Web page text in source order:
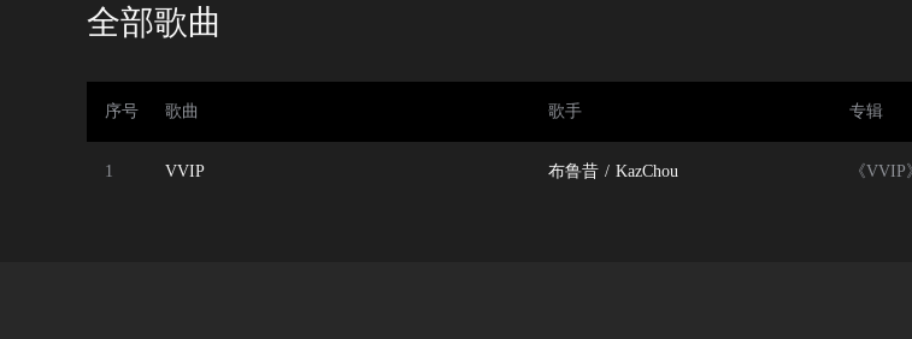
全部歌曲
序号 歌曲 歌手 专辑
1 VVIP 布鲁昔 / KazChou 《VVIP